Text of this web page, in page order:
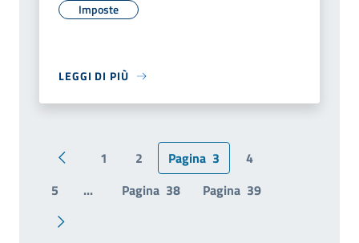
Imposte
LEGGI DI PIÙ
Pagina precedente
1 2 Pagina 3
4
5
... Pagina 38 Pagina 39
Pagina successiva